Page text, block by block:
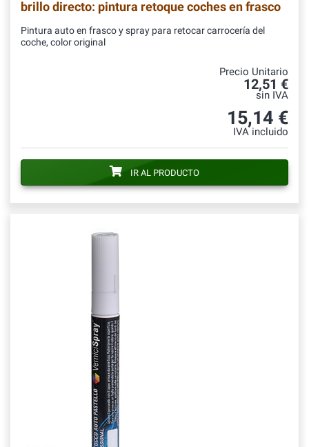
brillo directo: pintura retoque coches en frasco
Pintura auto en frasco y spray para retocar carrocería del
coche, color original
Precio Unitario
12,51 €
sin IVA
15,14 €
IVA incluido
IR AL PRODUCTO